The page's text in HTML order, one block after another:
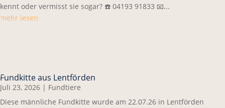
kennt oder vermisst sie sogar? ☎️ 04193 91833 📧...
mehr lesen
Fundkitte aus Lentförden
Juli 23, 2026 | Fundtiere
Diese männliche Fundkitte wurde am 22.07.26 in Lentförden